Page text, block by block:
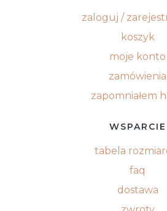
zaloguj /
koszyk
moje konto
zamówienia
zapomniałem
WSPARCIE
tabela
faq
dostawa